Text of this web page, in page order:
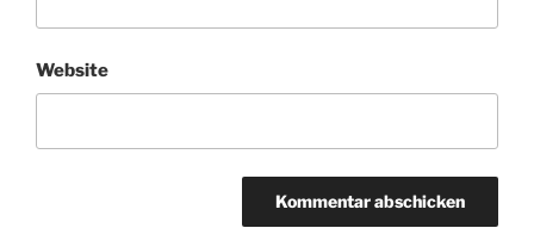
Website